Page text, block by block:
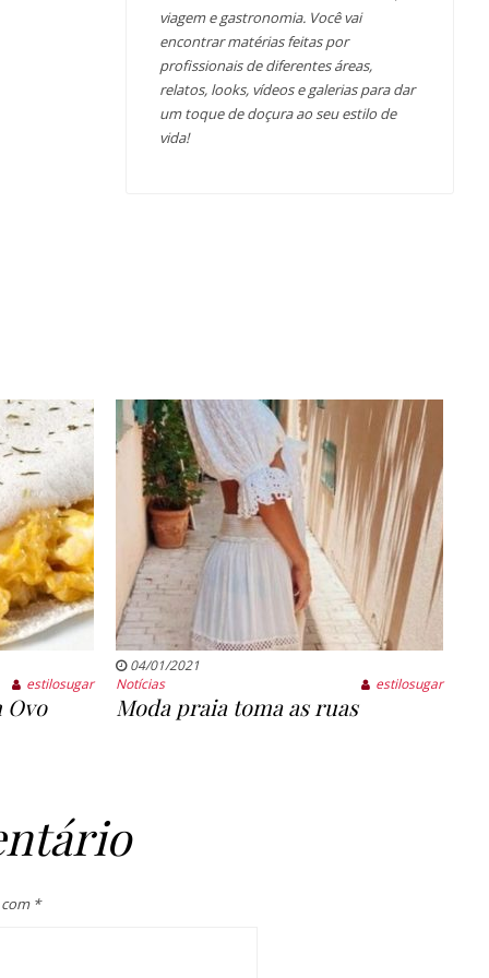
viagem e gastronomia. Você vai
encontrar matérias feitas por
profissionais de diferentes áreas,
relatos, looks, vídeos e galerias para dar
um toque de doçura ao seu estilo de
vida!
estilosugar
Ovo
04/01/2021
Notícias
estilosugar
Moda praia toma as ruas
*